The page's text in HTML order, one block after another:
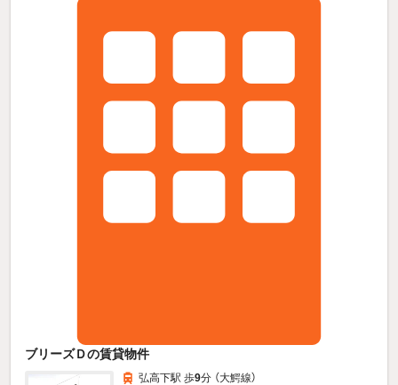
ブリーズＤの賃貸物件
弘高下駅 歩9分 （大鰐線）